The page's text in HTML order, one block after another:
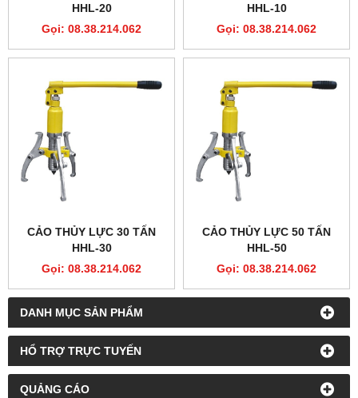
DANH MỤC SẢN PHẨM
HỔ TRỢ TRỰC TUYẾN
QUẢNG CÁO
HHL-20
Gọi: 08.38.214.062
HHL-10
Gọi: 08.38.214.062
CẢO THỦY LỰC 30 TẤN
HHL-30
Gọi: 08.38.214.062
CẢO THỦY LỰC 50 TẤN
HHL-50
Gọi: 08.38.214.062